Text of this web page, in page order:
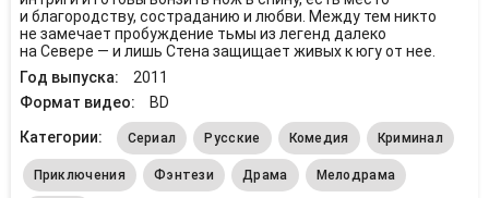
и благородству, состраданию и любви. Между тем никто
не замечает пробуждение тьмы из легенд далеко
на Севере — и лишь Стена защищает живых к югу от нее.
Год выпуска:
2011
Формат видео:
BD
Категории:
Сериал Русские Комедия Криминал
Приключения Фэнтези Драма Мелодрама